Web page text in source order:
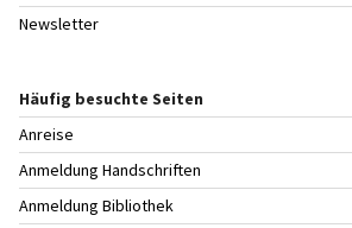
Newsletter
Häufig besuchte Seiten
Anreise
Anmeldung Handschriften
Anmeldung Bibliothek